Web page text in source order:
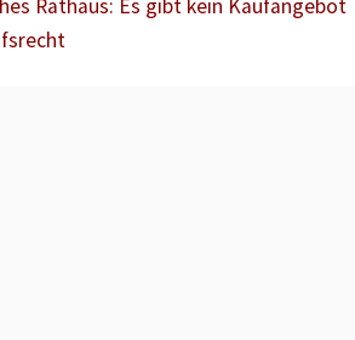
Rathaus: Es gibt kein Kaufangebot